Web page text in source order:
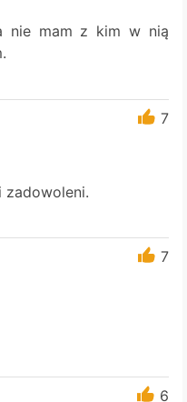
nie mam z kim w nią
7
zadowoleni.
7
6